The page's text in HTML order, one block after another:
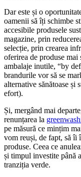
Dar este și o
oamenii să îți schimbe
accesibile produsele
magazine, prin
selecție, prin crearea
oferirea de produse mai
ambalaje inutile, “by
brandurile vor să se
alternative sănătoase și
efort).
Și, mergând mai
renunțarea la
pe măsură ce mințim
vom reuși, de fapt, să îi
produse. Ceea ce
și timpul investite până
tranziția verde.